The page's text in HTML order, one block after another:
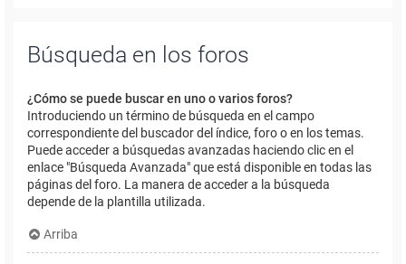
Búsqueda en los foros
¿Cómo se puede buscar en uno o varios foros?
Introduciendo un término de búsqueda en el campo
correspondiente del buscador del índice, foro o en los temas.
Puede acceder a búsquedas avanzadas haciendo clic en el
enlace "Búsqueda Avanzada" que está disponible en todas las
páginas del foro. La manera de acceder a la búsqueda
depende de la plantilla utilizada.
Arriba